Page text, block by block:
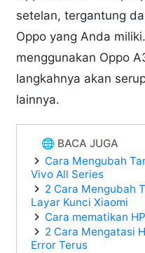
setelan, tergantung
Oppo yang Anda
menggunakan Oppo
langkahnya akan
lainnya.
🌐 BACA JUGA
Cara Mengubah
Vivo All Series
2 Cara Mengubah
Layar Kunci Xiaomi
Cara mematikan
2 Cara Mengatasi
Error Terus